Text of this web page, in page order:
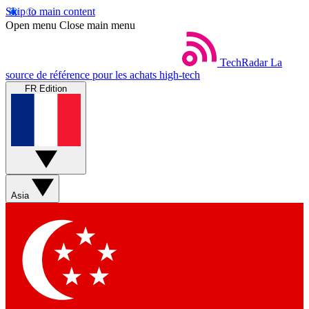
Skip to main content
Open menu Close main menu
TechRadar La
source de référence pour les achats high-tech
FR Edition
Asia